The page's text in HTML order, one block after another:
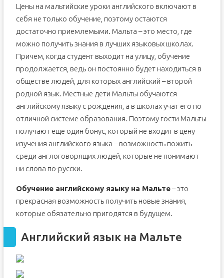
Цены на мальтийские уроки английского включают в
себя не только обучение, поэтому остаются
достаточно приемлемыми. Мальта – это место, где
можно получить знания в лучших языковых школах.
Причем, когда студент выходит на улицу, обучение
продолжается, ведь он постоянно будет находиться в
обществе людей, для которых английский – второй
родной язык. Местные дети Мальты обучаются
английскому языку с рождения, а в школах учат его по
отличной системе образования. Поэтому гости Мальты
получают еще один бонус, который не входит в цену
изучения английского языка – возможность пожить
среди англоговорящих людей, которые не понимают
ни слова по-русски.
Обучение английскому языку на Мальте– это
прекрасная возможность получить новые знания,
которые обязательно пригодятся в будущем.
Английский язык на Мальте